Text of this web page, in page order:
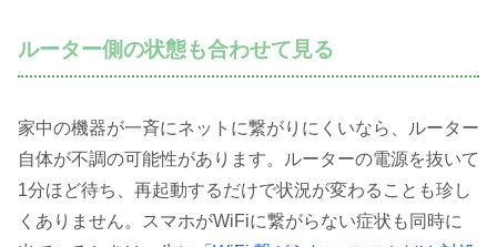
ルーター側の状態も合わせて見る
家中の機器が一斉にネットに繋がりにくいなら、ルーター
自体が不調の可能性があります。ルーターの電源を抜いて
1分ほど待ち、再起動するだけで状況が変わることも珍し
くありません。スマホがWiFiに繋がらない症状も同時に